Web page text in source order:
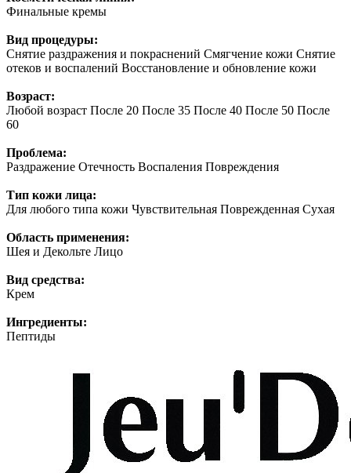
Финальные кремы
Вид процедуры:
Снятие раздражения и покраснений Смягчение кожи Снятие
отеков и воспалений Восстановление и обновление кожи
Возраст:
Любой возраст После 20 После 35 После 40 После 50 После
60
Проблема:
Раздражение Отечность Воспаления Повреждения
Тип кожи лица:
Для любого типа кожи Чувствительная Поврежденная Сухая
Область применения:
Шея и Декольте Лицо
Вид средства:
Крем
Ингредиенты:
Пептиды